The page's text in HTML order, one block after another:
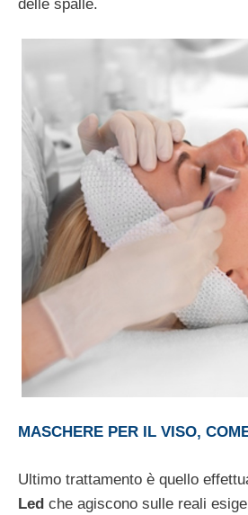
delle spalle.
MASCHERE PER IL VISO,
Ultimo trattamento è quello
Led che agiscono sulle reali